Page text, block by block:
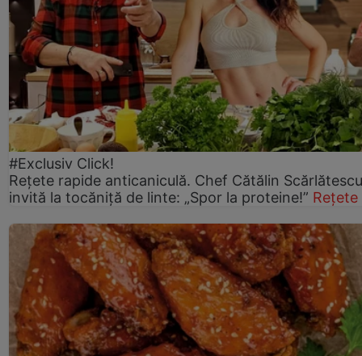
#Exclusiv Click!
Rețete rapide anticaniculă. Chef Cătălin
invită la tocăniță de linte: „Spor la proteine!” Rețete